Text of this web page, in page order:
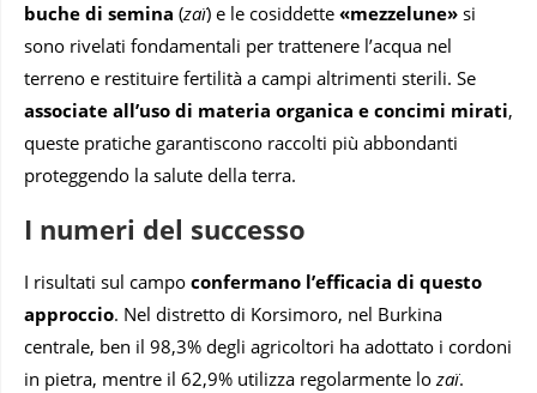
buche di semina (zaï) e le cosiddette «mezzelune» si
sono rivelati fondamentali per trattenere l’acqua nel
terreno e restituire fertilità a campi altrimenti sterili. Se
associate all’uso di materia organica e concimi mirati,
queste pratiche garantiscono raccolti più abbondanti
proteggendo la salute della terra.
I numeri del successo
I risultati sul campo confermano l’efficacia di questo
approccio. Nel distretto di Korsimoro, nel Burkina
centrale, ben il 98,3% degli agricoltori ha adottato i cordoni
in pietra, mentre il 62,9% utilizza regolarmente lozaï.